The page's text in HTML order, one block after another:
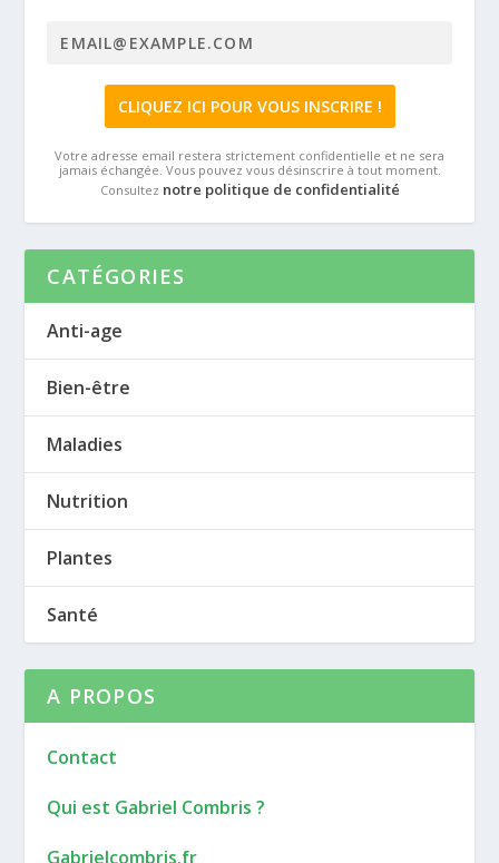
Votre adresse email restera strictement confidentielle et ne sera
jamais échangée. Vous pouvez vous désinscrire à tout moment.
Consultez notre politique de confidentialité
CATÉGORIES
Anti-age
Bien-être
Maladies
Nutrition
Plantes
Santé
A PROPOS
Contact
Qui est Gabriel Combris ?
Gabrielcombris.fr